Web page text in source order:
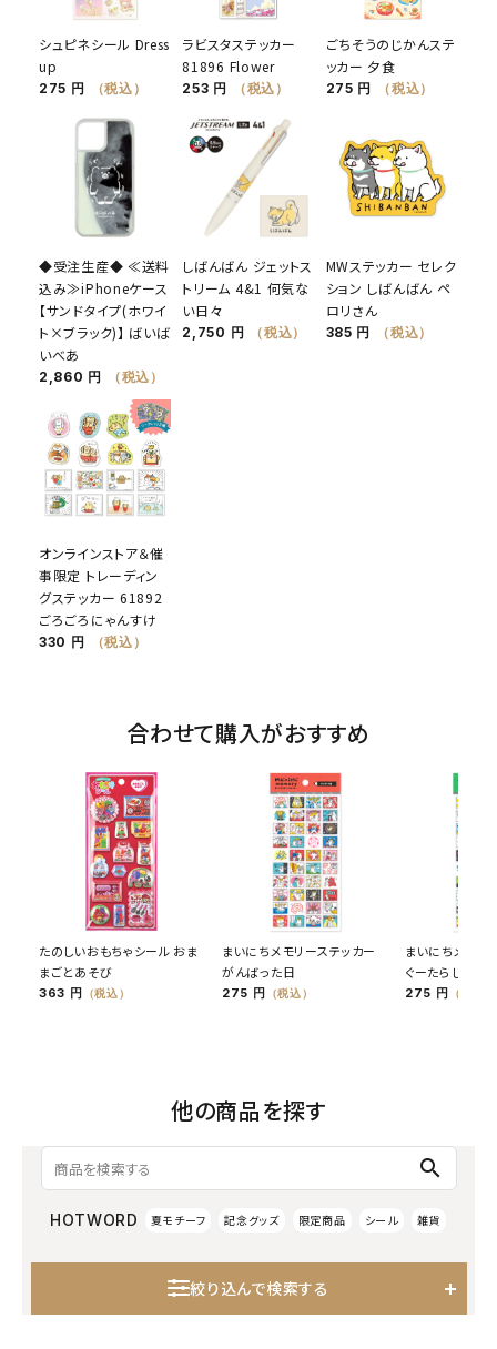
シュピネシール Dress
up
275 円 （税込）
ラビスタステッカー
81896 Flower
253 円 （税込）
ごちそうのじかんステ
ッカー 夕食
275 円 （税込）
◆受注生産◆ ≪送料
込み≫iPhoneケース
【サンドタイプ(ホワイ
ト×ブラック)】 ばいば
いべあ
2,860 円 （税込）
しばんばん ジェットス
トリーム 4&1 何気な
い日々
2,750 円 （税込）
MWステッカー セレク
ション しばんばん ペ
ロリさん
385 円 （税込）
オンラインストア＆催
事限定 トレーディン
グステッカー 61892
ごろごろにゃんすけ
330 円 （税込）
合わせて購入がおすすめ
たのしいおもちゃシール おま
まごとあそび
363 円 （税込）
まいにちメモリーステッカー
がんばった日
275 円 （税込）
まいにちメモリ
ぐーたらした日
275 円 （税込）
他の商品を探す
search
HOTWORD 夏モチーフ 記念グッズ 限定商品 シール 雑貨
絞り込んで検索する